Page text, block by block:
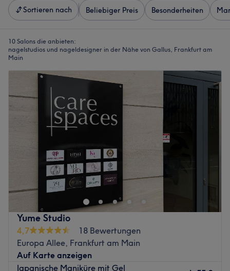
Sortieren nach Beliebiger Preis Besonderheiten
10 Salons die anbieten:
nagelstudios und nageldesigner in der Nähe von Gallus, Frankfurt am
Main
Yume Studio
4,7
18 Bewertungen
Europa Allee, Frankfurt am Main
Auf Karte anzeigen
Japanische Maniküre mit Gel